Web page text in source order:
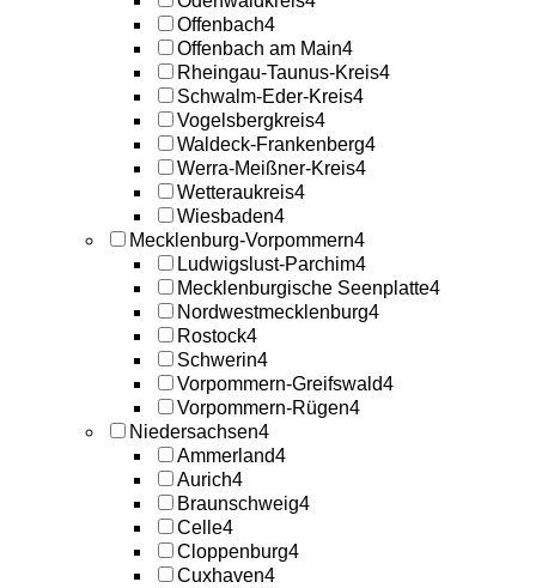
Offenbach4
Offenbach am Main4
Rheingau-Taunus-Kreis4
Schwalm-Eder-Kreis4
Vogelsbergkreis4
Waldeck-Frankenberg4
Werra-Meißner-Kreis4
Wetteraukreis4
Wiesbaden4
Mecklenburg-Vorpommern4
Ludwigslust-Parchim4
Mecklenburgische Seenplatte4
Nordwestmecklenburg4
Rostock4
Schwerin4
Vorpommern-Greifswald4
Vorpommern-Rügen4
Niedersachsen4
Ammerland4
Aurich4
Braunschweig4
Celle4
Cloppenburg4
Cuxhaven4